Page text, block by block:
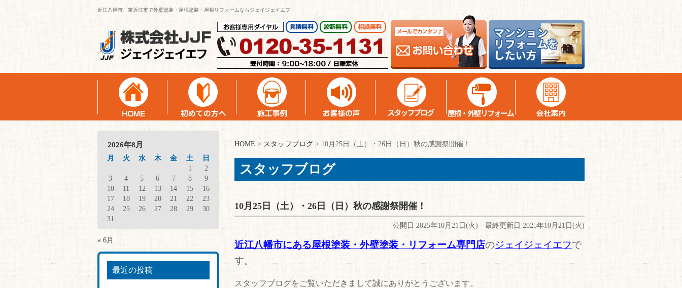
近江八幡市、東近江市で外壁塗装・屋根塗装・屋根リフォームならジェイジェイエフ
HOME > スタッフブログ > 10月25日（土）・26日（日）秋の感謝祭開催！
スタッフブログ
10月25日（土）・26日（日）秋の感謝祭開催！
公開日 2025年10月21日(火) 最終更新日 2025年10月21日(火)
近江八幡市にある屋根塗装・外壁塗装・リフォーム専門店のジェイジェイエフで
す。
スタッフブログをご覧いただきまして誠にありがとうございます。
2026年8月
月 火 水 木 金 土
日
1
2
3
4 5 6 7 8
9
10
11 12 13 14 15
16
17
18 19 20 21 22
23
24
25 26 27 28 29
30
31
« 6月
最近の投稿